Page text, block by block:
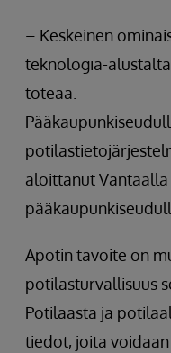
– Keskeinen
teknologia-
toteaa.
aloittanut
Apotin tavoite on
potilasturvallisuus
Potilaasta ja
tiedot, joita